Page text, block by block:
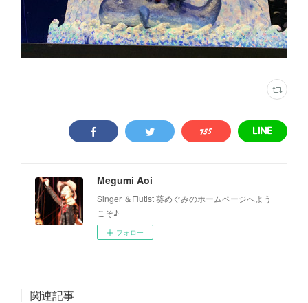
Megumi Aoi
Singer ＆Flutist 葵めぐみのホームページへよう
こそ♪
フォロー
関連記事